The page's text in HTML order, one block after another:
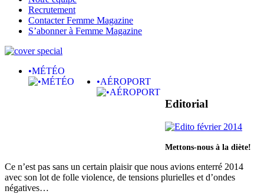
Recrutement
Contacter Femme Magazine
S’abonner à Femme Magazine
•MÉTÉO
•AÉROPORT
Editorial
Mettons-nous à la diète!
Ce n’est pas sans un certain plaisir que nous avions enterré 2014
avec son lot de folle violence, de tensions plurielles et d’ondes
négatives…